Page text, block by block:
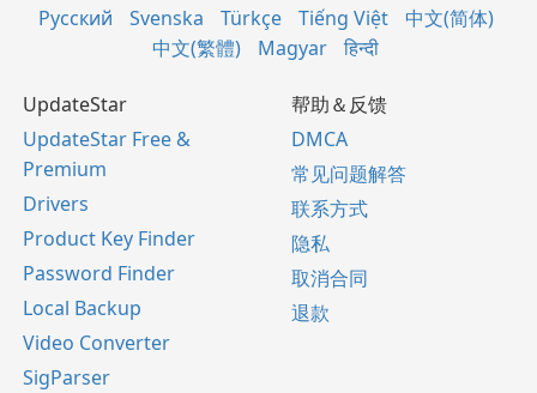
Русский
Svenska Türkçe Tiếng Việt
中文(简体)
中文(繁體)
Magyar हिन्दी
UpdateStar
UpdateStar Free &
Premium
Drivers
Product Key Finder
Password Finder
Local Backup
Video Converter
SigParser
帮助＆反馈
DMCA
常见问题解答
联系方式
隐私
取消合同
退款